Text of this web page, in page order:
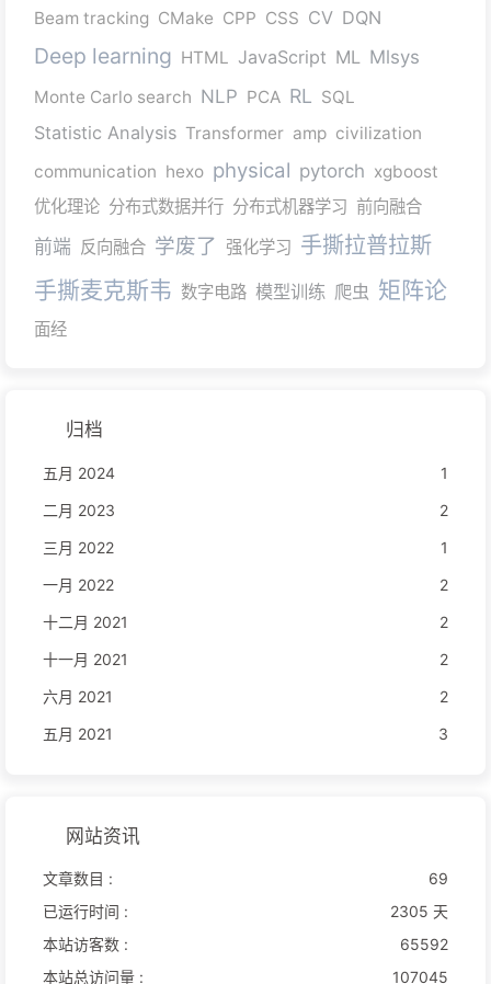
Beam tracking CMake CPP CSS CV DQN
Deep learning HTML JavaScript ML Mlsys
Monte Carlo search NLP PCA RL SQL
Statistic Analysis Transformer amp civilization
communication hexo physical pytorch xgboost
优化理论 分布式数据并行 分布式机器学习 前向融合
前端 反向融合 学废了 强化学习 手撕拉普拉斯
手撕麦克斯韦 数字电路 模型训练 爬虫 矩阵论
面经
归档
五月 2024
1
二月 2023
2
三月 2022
1
一月 2022
2
十二月 2021
2
十一月 2021
2
六月 2021
2
五月 2021
3
网站资讯
文章数目 :
69
已运行时间 :
2305 天
本站访客数 :
65592
本站总访问量 :
107045